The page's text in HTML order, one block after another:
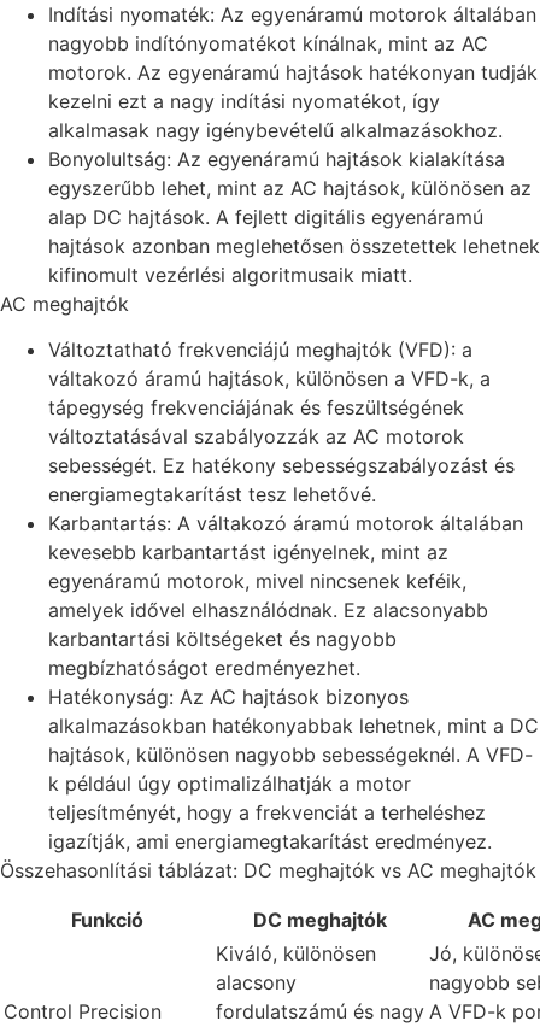
Indítási nyomaték: Az egyenáramú motorok általában
nagyobb indítónyomatékot kínálnak, mint az AC
motorok. Az egyenáramú hajtások hatékonyan tudják
kezelni ezt a nagy indítási nyomatékot, így
alkalmasak nagy igénybevételű alkalmazásokhoz.
Bonyolultság: Az egyenáramú hajtások kialakítása
egyszerűbb lehet, mint az AC hajtások, különösen az
alap DC hajtások. A fejlett digitális egyenáramú
hajtások azonban meglehetősen összetettek lehetnek
kifinomult vezérlési algoritmusaik miatt.
AC meghajtók
Változtatható frekvenciájú meghajtók (VFD): a
váltakozó áramú hajtások, különösen a VFD-k, a
tápegység frekvenciájának és feszültségének
változtatásával szabályozzák az AC motorok
sebességét. Ez hatékony sebességszabályozást és
energiamegtakarítást tesz lehetővé.
Karbantartás: A váltakozó áramú motorok általában
kevesebb karbantartást igényelnek, mint az
egyenáramú motorok, mivel nincsenek keféik,
amelyek idővel elhasználódnak. Ez alacsonyabb
karbantartási költségeket és nagyobb
megbízhatóságot eredményezhet.
Hatékonyság: Az AC hajtások bizonyos
alkalmazásokban hatékonyabbak lehetnek, mint a DC
hajtások, különösen nagyobb sebességeknél. A VFD-
k például úgy optimalizálhatják a motor
teljesítményét, hogy a frekvenciát a terheléshez
igazítják, ami energiamegtakarítást eredményez.
Összehasonlítási táblázat: DC meghajtók vs AC meghajtók
Funkció DC meghajtók AC
Control Precision
Kiváló, különösen
alacsony
fordulatszámú és nagy
Jó,
nagyobb
A VFD-k